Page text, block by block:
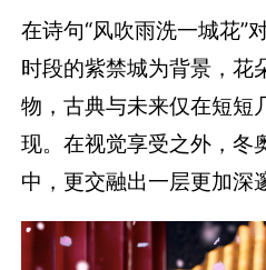
在诗句“风吹雨洗一城花”
时段的紫禁城为背景，花
物，古典与未来仅在短短
现。在视觉享受之外，冬
中，更交融出一层更加深